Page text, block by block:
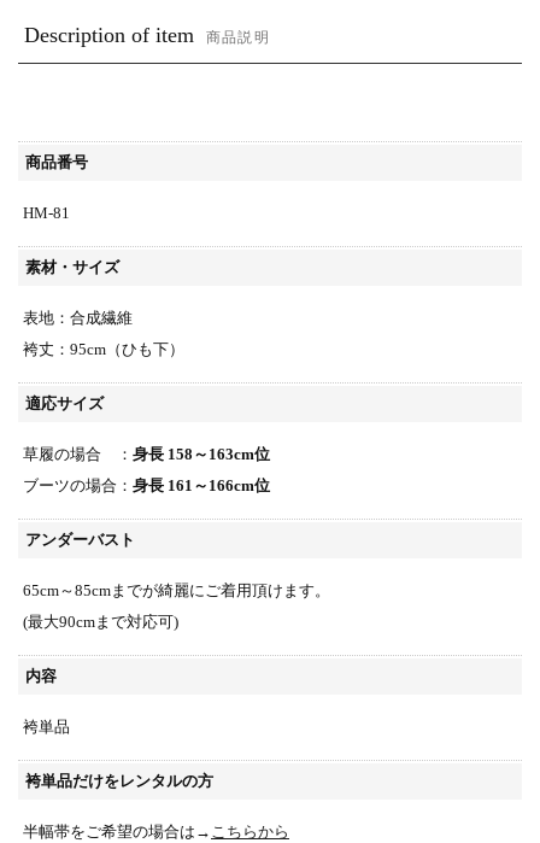
Description of item 商品説明
商品番号
HM-81
素材・サイズ
表地：合成繊維
袴丈：95cm（ひも下）
適応サイズ
草履の場合 ： 身長 158～163cm位
ブーツの場合： 身長 161～166cm位
アンダーバスト
65cm～85cmまでが綺麗にご着用頂けます。
(最大90cmまで対応可)
内容
袴単品
袴単品だけをレンタルの方
半幅帯をご希望の場合は→ こちらから